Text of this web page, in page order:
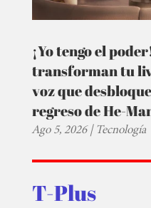
¡Yo tengo el
transforman tu
voz que
regreso de He-
Ago 5, 2026|Tecnología
T-Plus